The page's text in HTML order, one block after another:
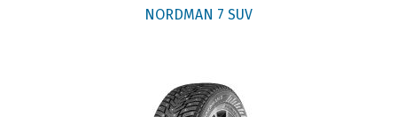
NORDMAN 7 SUV